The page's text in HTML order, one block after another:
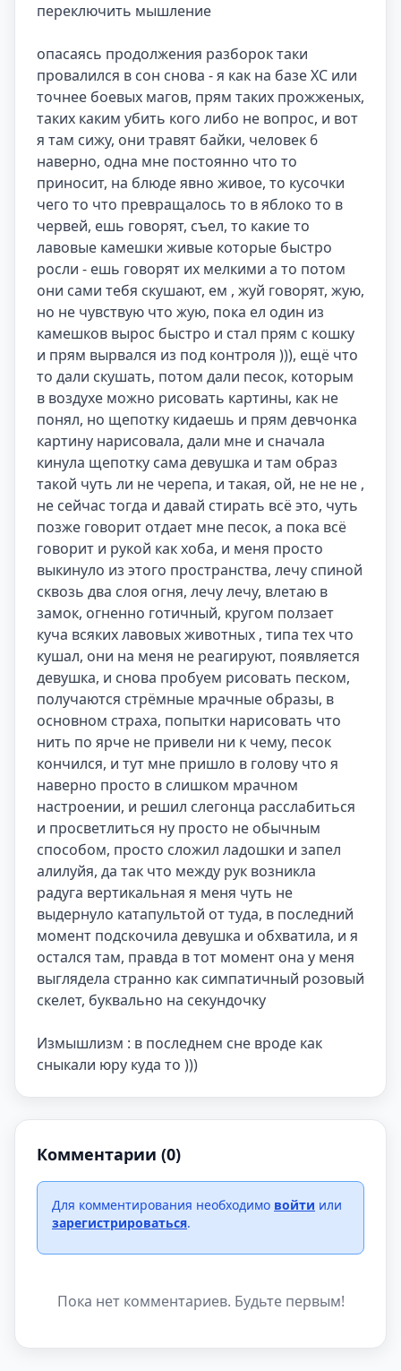
переключить мышление
опасаясь продолжения разборок таки
провалился в сон снова - я как на базе ХС или
точнее боевых магов, прям таких прожженых,
таких каким убить кого либо не вопрос, и вот
я там сижу, они травят байки, человек 6
наверно, одна мне постоянно что то
приносит, на блюде явно живое, то кусочки
чего то что превращалось то в яблоко то в
червей, ешь говорят, съел, то какие то
лавовые камешки живые которые быстро
росли - ешь говорят их мелкими а то потом
они сами тебя скушают, ем , жуй говорят, жую,
но не чувствую что жую, пока ел один из
камешков вырос быстро и стал прям с кошку
и прям вырвался из под контроля ))), ещё что
то дали скушать, потом дали песок, которым
в воздухе можно рисовать картины, как не
понял, но щепотку кидаешь и прям девчонка
картину нарисовала, дали мне и сначала
кинула щепотку сама девушка и там образ
такой чуть ли не черепа, и такая, ой, не не не ,
не сейчас тогда и давай стирать всё это, чуть
позже говорит отдает мне песок, а пока всё
говорит и рукой как хоба, и меня просто
выкинуло из этого пространства, лечу спиной
сквозь два слоя огня, лечу лечу, влетаю в
замок, огненно готичный, кругом ползает
куча всяких лавовых животных , типа тех что
кушал, они на меня не реагируют, появляется
девушка, и снова пробуем рисовать песком,
получаются стрёмные мрачные образы, в
основном страха, попытки нарисовать что
нить по ярче не привели ни к чему, песок
кончился, и тут мне пришло в голову что я
наверно просто в слишком мрачном
настроении, и решил слегонца расслабиться
и просветлиться ну просто не обычным
способом, просто сложил ладошки и запел
алилуйя, да так что между рук возникла
радуга вертикальная я меня чуть не
выдернуло катапультой от туда, в последний
момент подскочила девушка и обхватила, и я
остался там, правда в тот момент она у меня
выглядела странно как симпатичный розовый
скелет, буквально на секундочку
Измышлизм : в последнем сне вроде как
сныкали юру куда то )))
Комментарии (0)
Для комментирования необходимо войти или
зарегистрироваться.
Пока нет комментариев. Будьте первым!